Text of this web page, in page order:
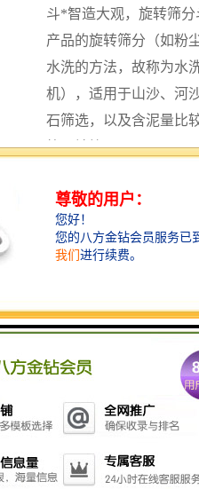
斗*智造大观，旋转筛
产品的旋转筛分（如粉
水洗的方法，故称为水
机），适用于山沙、河
石筛选，以及含泥量比
筑工地等工况。
1、石料场中用于大小
石粉。
2、沙石场中用于沙石分
机械的组成部分）。
4、化工行业，选矿行
离粉状物质。